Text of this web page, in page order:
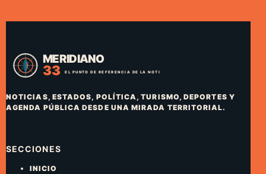
NOTICIAS, ESTADOS, POLÍTICA, TURISMO, DEPORTES Y
AGENDA PÚBLICA DESDE UNA MIRADA TERRITORIAL.
SECCIONES
INICIO